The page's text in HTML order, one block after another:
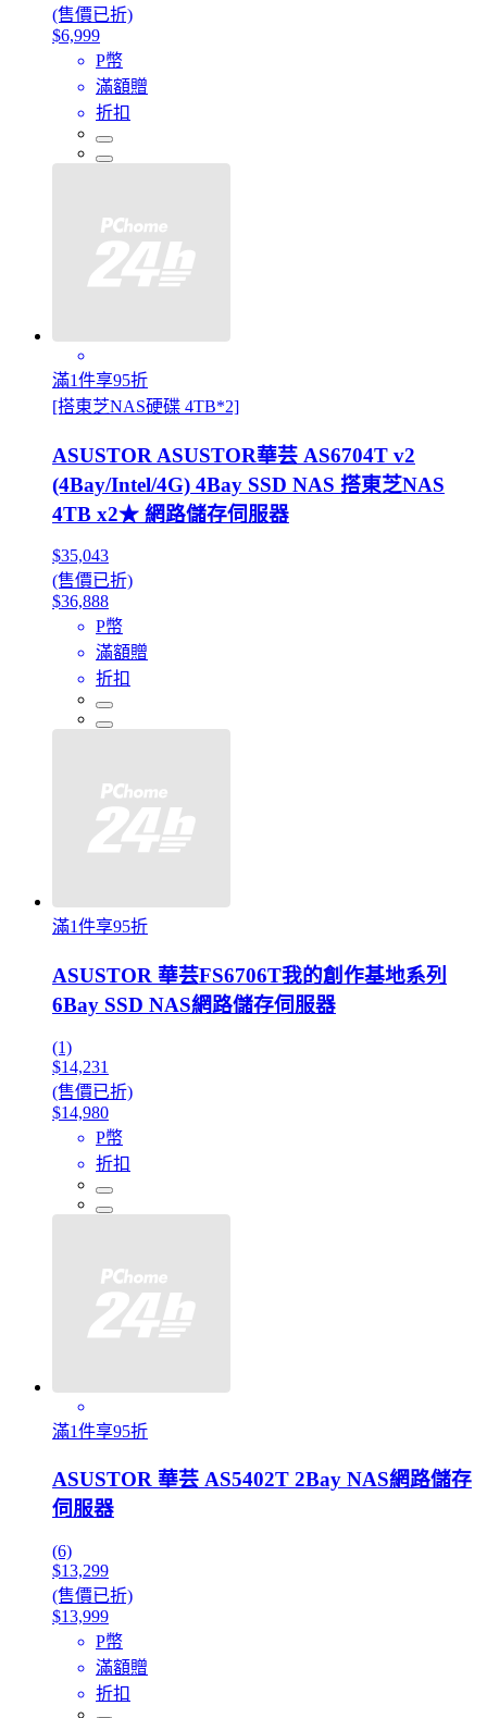
(售價已折)
$6,999
P幣
滿額贈
折扣
滿1件享95折
[搭東芝NAS硬碟 4TB*2]
ASUSTOR ASUSTOR華芸 AS6704T v2
(4Bay/Intel/4G) 4Bay SSD NAS 搭東芝NAS
4TB x2★ 網路儲存伺服器
$35,043
(售價已折)
$36,888
P幣
滿額贈
折扣
滿1件享95折
ASUSTOR 華芸FS6706T我的創作基地系列
6Bay SSD NAS網路儲存伺服器
(1)
$14,231
(售價已折)
$14,980
P幣
折扣
滿1件享95折
ASUSTOR 華芸 AS5402T 2Bay NAS網路儲存
伺服器
(6)
$13,299
(售價已折)
$13,999
P幣
滿額贈
折扣